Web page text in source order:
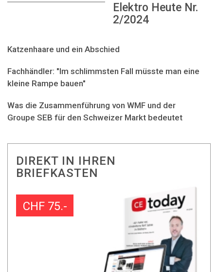
Elektro Heute Nr.
2/2024
Katzenhaare und ein Abschied
Fachhändler: "Im schlimmsten Fall müsste man eine
kleine Rampe bauen"
Was die Zusammenführung von WMF und der
Groupe SEB für den Schweizer Markt bedeutet
DIREKT IN IHREN
BRIEFKASTEN
CHF 75.-